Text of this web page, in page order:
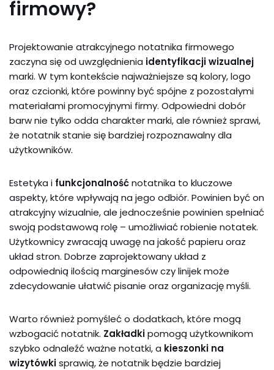
firmowy?
Projektowanie atrakcyjnego notatnika firmowego
zaczyna się od uwzględnienia identyfikacji wizualnej
marki. W tym kontekście najważniejsze są kolory, logo
oraz czcionki, które powinny być spójne z pozostałymi
materiałami promocyjnymi firmy. Odpowiedni dobór
barw nie tylko odda charakter marki, ale również sprawi,
że notatnik stanie się bardziej rozpoznawalny dla
użytkowników.
Estetyka i funkcjonalnośćnotatnika to kluczowe
aspekty, które wpływają na jego odbiór. Powinien być on
atrakcyjny wizualnie, ale jednocześnie powinien spełniać
swoją podstawową rolę – umożliwiać robienie notatek.
Użytkownicy zwracają uwagę na jakość papieru oraz
układ stron. Dobrze zaprojektowany układ z
odpowiednią ilością marginesów czy linijek może
zdecydowanie ułatwić pisanie oraz organizację myśli.
Warto również pomyśleć o dodatkach, które mogą
wzbogacić notatnik. Zakładkipomogą użytkownikom
szybko odnaleźć ważne notatki, a kieszonki na
wizytówkisprawią, że notatnik będzie bardziej